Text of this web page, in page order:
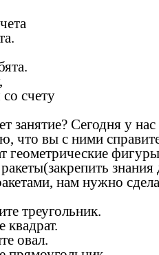
счету
занятие? Сегодня у
что вы с ними
геометрические
нам нужно
треугольник.
овал.